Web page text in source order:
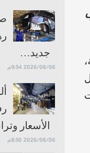
جديد…
2026/08/06 9:54م
الأسعار
2026/08/06 8:50م